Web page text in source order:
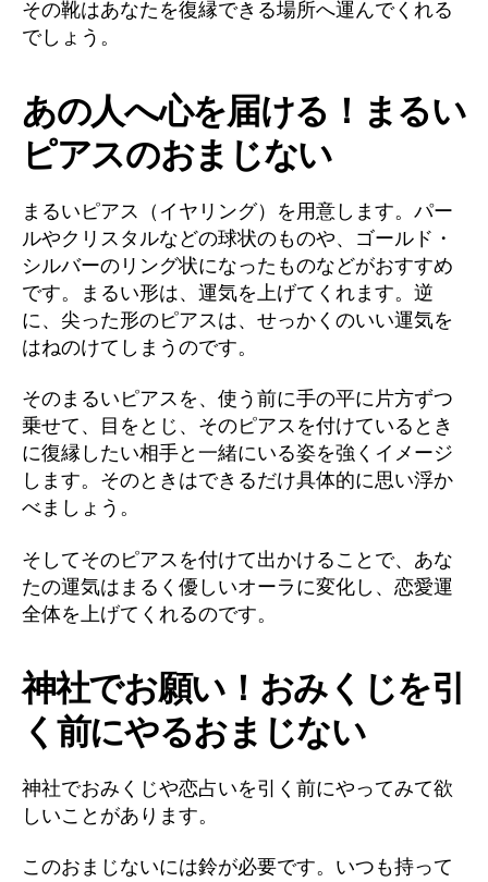
その靴はあなたを復縁できる場所へ運んでくれる
でしょう。
あの人へ心を届ける！まるい
ピアスのおまじない
まるいピアス（イヤリング）を用意します。パー
ルやクリスタルなどの球状のものや、ゴールド・
シルバーのリング状になったものなどがおすすめ
です。まるい形は、運気を上げてくれます。逆
に、尖った形のピアスは、せっかくのいい運気を
はねのけてしまうのです。
そのまるいピアスを、使う前に手の平に片方ずつ
乗せて、目をとじ、そのピアスを付けているとき
に復縁したい相手と一緒にいる姿を強くイメージ
します。そのときはできるだけ具体的に思い浮か
べましょう。
そしてそのピアスを付けて出かけることで、あな
たの運気はまるく優しいオーラに変化し、恋愛運
全体を上げてくれるのです。
神社でお願い！おみくじを引
く前にやるおまじない
神社でおみくじや恋占いを引く前にやってみて欲
しいことがあります。
このおまじないには鈴が必要です。いつも持って